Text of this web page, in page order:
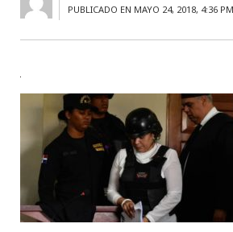
PUBLICADO EN MAYO 24, 2018, 4:36 PM